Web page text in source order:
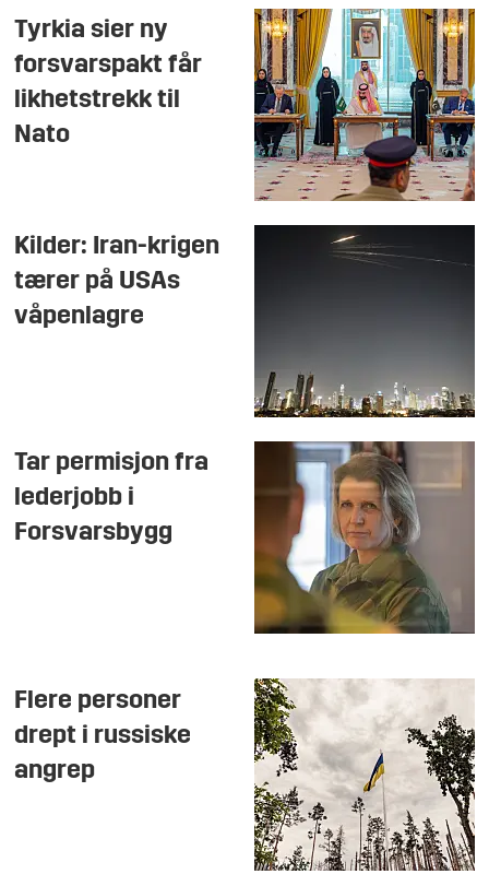
Tyrkia sier ny
forsvarspakt får
likhetstrekk til
Nato
Kilder: Iran-krigen
tærer på USAs
våpenlagre
Tar permisjon fra
lederjobb i
Forsvarsbygg
Flere personer
drept i russiske
angrep